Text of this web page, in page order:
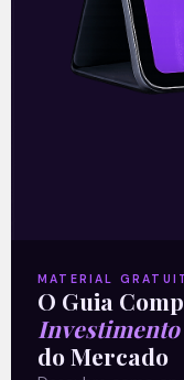
27/10/2021
MATERIAL
O Guia
do Mercado